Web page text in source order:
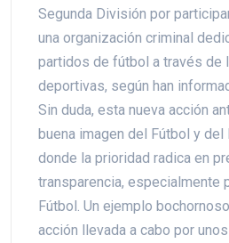
Segunda División por
una organización criminal
partidos de fútbol a través de
deportivas, según han
Sin duda, esta nueva acción
buena imagen del Fútbol y del
donde la prioridad radica en
transparencia, especialmente
Fútbol. Un ejemplo
acción llevada a cabo por